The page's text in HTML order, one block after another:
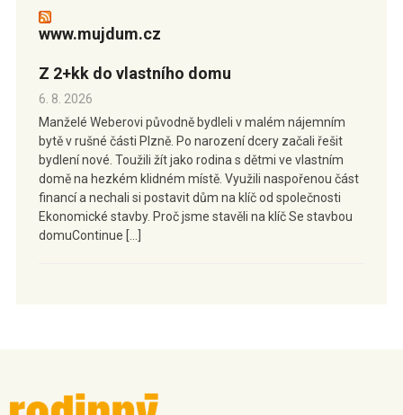
www.mujdum.cz
Z 2+kk do vlastního domu
6. 8. 2026
Manželé Weberovi původně bydleli v malém nájemním
bytě v rušné části Plzně. Po narození dcery začali řešit
bydlení nové. Toužili žít jako rodina s dětmi ve vlastním
domě na hezkém klidném místě. Využili naspořenou část
financí a nechali si postavit dům na klíč od společnosti
Ekonomické stavby. Proč jsme stavěli na klíč Se stavbou
domuContinue […]